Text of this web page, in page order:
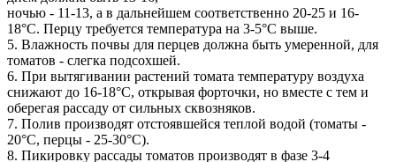
ночью - 11-13, а в дальнейшем соответственно 20-25 и 16-
18°С. Перцу требуется температура на 3-5°С выше.
5. Влажность почвы для перцев должна быть умеренной, для
томатов - слегка подсохшей.
6. При вытягивании растений томата температуру воздуха
снижают до 16-18°С, открывая форточки, но вместе с тем и
оберегая рассаду от сильных сквозняков.
7. Полив производят отстоявшейся теплой водой (томаты -
20°С, перцы - 25-30°С).
8. Пикировку рассады томатов производят в фазе 3-4